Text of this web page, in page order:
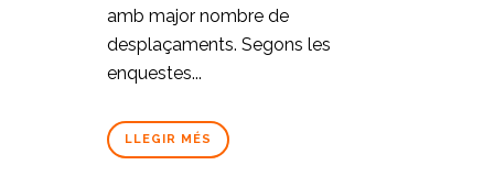
amb major nombre de
desplaçaments. Segons les
enquestes...
LLEGIR MÉS